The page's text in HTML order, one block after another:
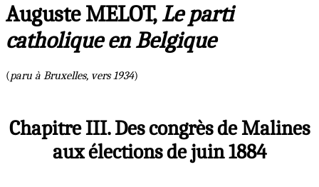
Auguste MELOT,Le parti
catholique en Belgique
(paru à Bruxelles, vers 1934)
Chapitre III. Des congrès de Malines
aux élections de juin 1884